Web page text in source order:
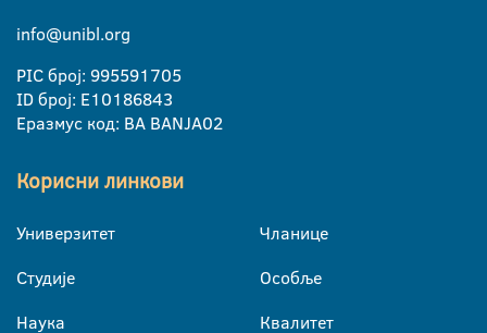
info@unibl.org
PIC број: 995591705
ID број: E10186843
Еразмус код: BA BANJA02
Корисни линкови
Универзитет
Студије
Наука
Чланице
Особље
Квалитет